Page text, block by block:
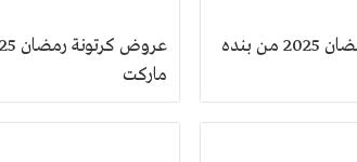
عروض كرتونة رمضان 2025 من بنده
ماركت